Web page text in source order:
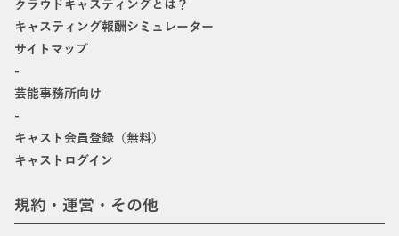
クラウドキャスティングとは？
キャスティング報酬シミュレーター
サイトマップ
-
芸能事務所向け
-
キャスト会員登録（無料）
キャストログイン
規約・運営・その他